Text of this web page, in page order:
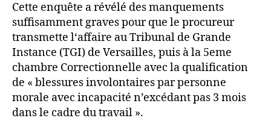
Cette enquête a révélé des manquements
suffisamment graves pour que le procureur
transmette l‘affaire au Tribunal de Grande
Instance (TGI) de Versailles, puis à la 5eme
chambre Correctionnelle avec la qualification
de « blessures involontaires par personne
morale avec incapacité n’excédant pas 3 mois
dans le cadre du travail ».